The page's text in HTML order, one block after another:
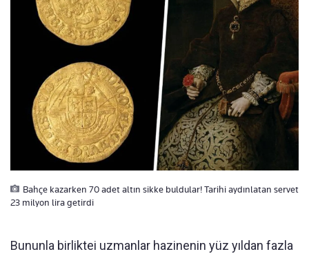
Bahçe kazarken 70 adet altın sikke buldular! Tarihi aydınlatan servet
23 milyon lira getirdi
Bununla birliktei uzmanlar hazinenin yüz yıldan fazla